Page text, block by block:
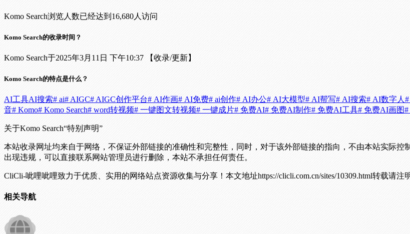
Komo Search浏览人数已经达到16,680人访问
Komo Search的收录时间？
Komo Search于2025年3月11日 下午10:37 【收录/更新】
Komo Search的特点是什么？
AI工具AI搜索# ai# AIGC# AIGC创作平台# AI作画# AI免费# ai创作# AI办公# AI大模型# AI帮写# AI搜索# AI数字人
音# Komo# Komo Search# word转视频# 一键图文转视频# 一键成片# 免费AI# 免费AI制作# 免费AI工具# 免费AI画图
关于Komo Search“特别声明”
本站收录网址均来自于网络，不保证外部链接的准确性和完整性，同时，对于该外部链接的指向，不由本站实际
出现违规，可以直接联系网站管理员进行删除，本站不承担任何责任。
CliCli-呲哩呲哩致力于优质、实用的网络站点资源收集与分享！ 本文地址https://clicli.com.cn/sites/10309.html转载请注
相关导航